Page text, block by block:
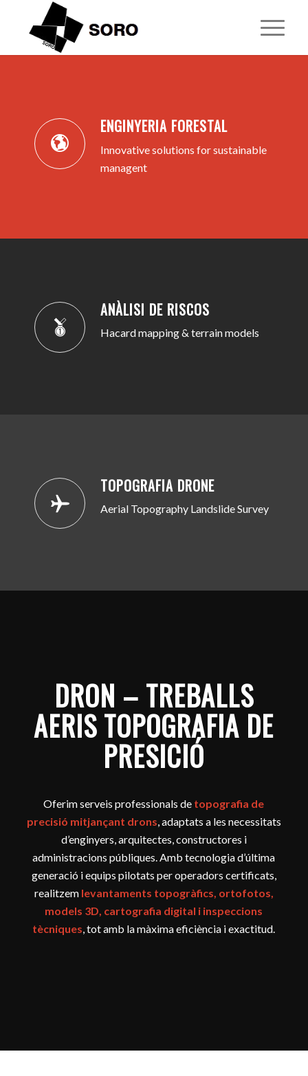
ENGINYERIA FORESTAL
Innovative solutions for sustainable
managent
ANÀLISI DE RISCOS
Hacard mapping & terrain models
TOPOGRAFIA DRONE
Aerial Topography Landslide Survey
DRON – TREBALLS
AERIS TOPOGRAFIA DE
PRESICIÓ
Oferim serveis professionals de topografia de
precisió mitjançant drons , adaptats a les necessitats
d’enginyers, arquitectes, constructores i
administracions públiques. Amb tecnologia d’última
generació i equips pilotats per operadors certificats,
realitzem levantaments topogràfics, ortofotos,
models 3D, cartografia digital i inspeccions
tècniques , tot amb la màxima eficiència i exactitud.